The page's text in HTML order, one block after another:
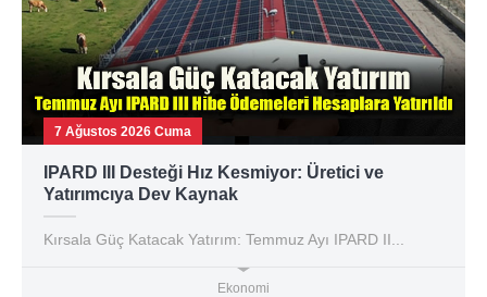
7 Ağustos 2026 Cuma
IPARD III Desteği Hız Kesmiyor: Üretici ve
Yatırımcıya Dev Kaynak
Kırsala Güç Katacak Yatırım: Temmuz Ayı IPARD II...
Ekonomi